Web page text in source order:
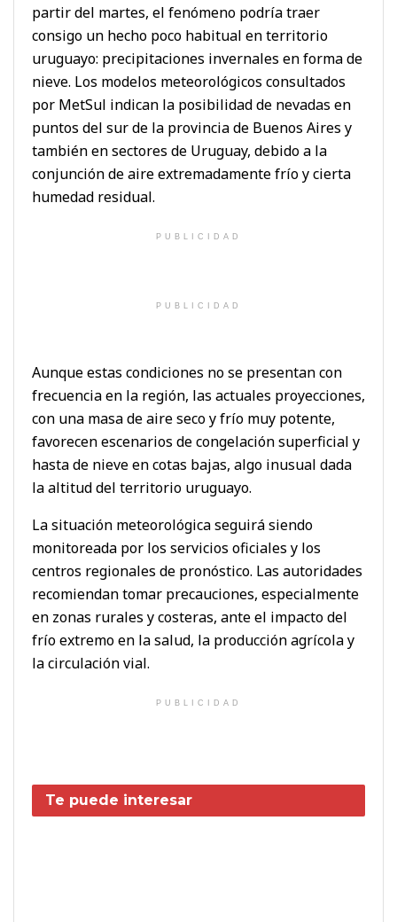
partir del martes, el fenómeno podría traer
consigo un hecho poco habitual en territorio
uruguayo: precipitaciones invernales en forma de
nieve. Los modelos meteorológicos consultados
por MetSul indican la posibilidad de nevadas en
puntos del sur de la provincia de Buenos Aires y
también en sectores de Uruguay, debido a la
conjunción de aire extremadamente frío y cierta
humedad residual.
PUBLICIDAD
PUBLICIDAD
Aunque estas condiciones no se presentan con
frecuencia en la región, las actuales proyecciones,
con una masa de aire seco y frío muy potente,
favorecen escenarios de congelación superficial y
hasta de nieve en cotas bajas, algo inusual dada
la altitud del territorio uruguayo.
La situación meteorológica seguirá siendo
monitoreada por los servicios oficiales y los
centros regionales de pronóstico. Las autoridades
recomiendan tomar precauciones, especialmente
en zonas rurales y costeras, ante el impacto del
frío extremo en la salud, la producción agrícola y
la circulación vial.
PUBLICIDAD
Te puede interesar